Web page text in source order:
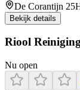
De Corantijn
Bekijk details
Riool
Nu open